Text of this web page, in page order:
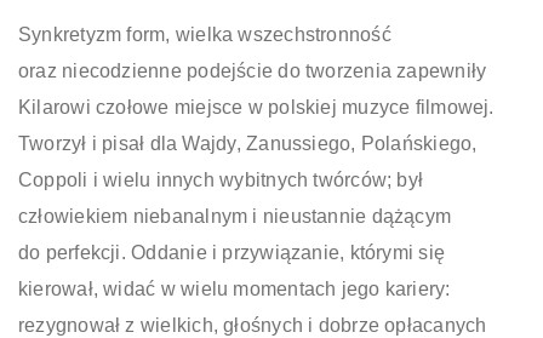
Synkretyzm form, wielka wszechstronność
oraz niecodzienne podejście do tworzenia zapewniły
Kilarowi czołowe miejsce w polskiej muzyce filmowej.
Tworzył i pisał dla Wajdy, Zanussiego, Polańskiego,
Coppoli i wielu innych wybitnych twórców; był
człowiekiem niebanalnym i nieustannie dążącym
do perfekcji. Oddanie i przywiązanie, którymi się
kierował, widać w wielu momentach jego kariery:
rezygnował z wielkich, głośnych i dobrze opłacanych